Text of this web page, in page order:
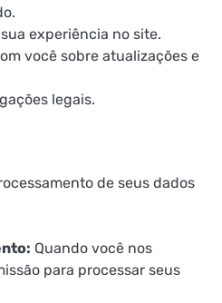
experiência no site.
você sobre atualizações e
legais.
de seus dados
Quando você nos
para processar seus